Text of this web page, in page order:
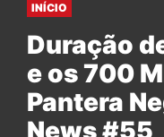
INÍCIO
Duração
e os 700
Pantera
News #55